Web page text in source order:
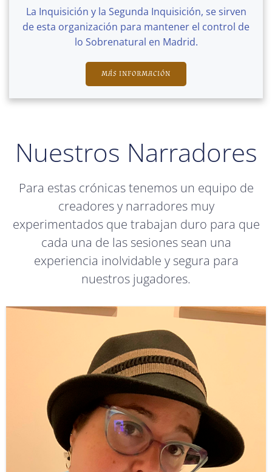
La Inquisición y la Segunda Inquisición, se sirven
de esta organización para mantener el control de
lo Sobrenatural en Madrid.
MÁS INFORMACIÓN
Nuestros Narradores
Para estas crónicas tenemos un equipo de
creadores y narradores muy
experimentados que trabajan duro para que
cada una de las sesiones sean una
experiencia inolvidable y segura para
nuestros jugadores.